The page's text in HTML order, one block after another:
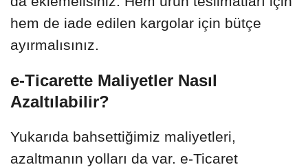
hem de iade edilen kargolar için bütçe
ayırmalısınız.
e-Ticarette Maliyetler Nasıl
Azaltılabilir?
Yukarıda bahsettiğimiz maliyetleri,
azaltmanın yolları da var. e-Ticaret